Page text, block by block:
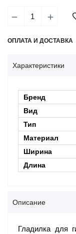
ОПЛАТА И ДОСТАВКА
Характеристики
Бренд
Вид
Тип
Материал
Ширина
Длина
Описание
Гладилка для